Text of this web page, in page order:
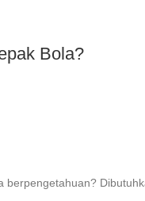
Bola?